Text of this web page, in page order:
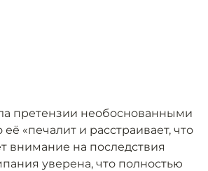
претензии необоснованными
«печалит и расстраивает, что
внимание на последствия
уверена, что полностью